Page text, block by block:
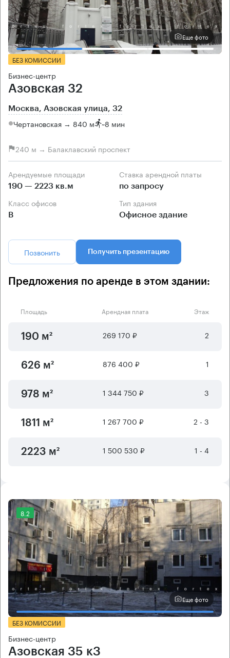
Еще фото
БЕЗ КОМИССИИ
Бизнес-центр
Азовская 32
Москва, Азовская улица, 32
Чертановская → 840 м ~8 мин
240 м → Балаклавский проспект
Арендуемые площади
190 — 2223 кв.м
Ставка арендной платы
по запросу
Класс офисов
B
Тип здания
Офисное здание
Позвонить Получить презентацию
Предложения по аренде в этом здании:
Площадь Арендная плата Этаж
190 м² 269 170 ₽ 2
626 м² 876 400 ₽ 1
978 м² 1 344 750 ₽ 3
1811 м² 1 267 700 ₽ 2 - 3
2223 м² 1 500 530 ₽ 1 - 4
8.2
Еще фото
БЕЗ КОМИССИИ
Бизнес-центр
Азовская 35 к3